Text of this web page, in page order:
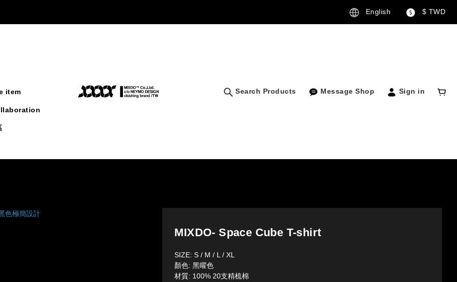
English $ TWD
item Search Products Message Shop Sign in
MIXDO- Space Cube T-shirt
SIZE: S / M / L / XL
顏色: 黑曜色
材質: 100% 20支精梳棉